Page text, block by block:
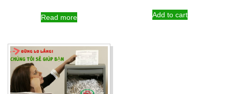
Read more Add to cart